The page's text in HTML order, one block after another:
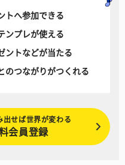
トへ参加できる
ンプレが使える
ントなどが当たる
のつながりがつくれる
出せば世界が変わる
会員登録